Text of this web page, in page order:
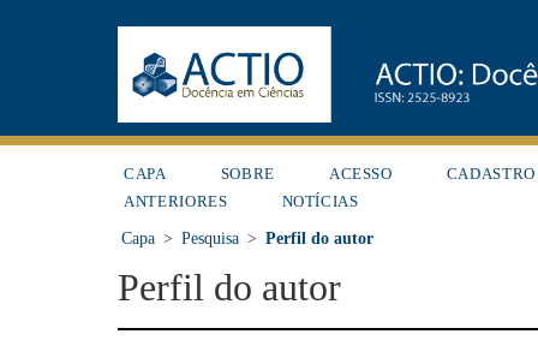
CAPA SOBRE ACESSO
CADASTRO
ANTERIORES
NOTÍCIAS
Capa > Pesquisa > Perfil do autor
Perfil do autor